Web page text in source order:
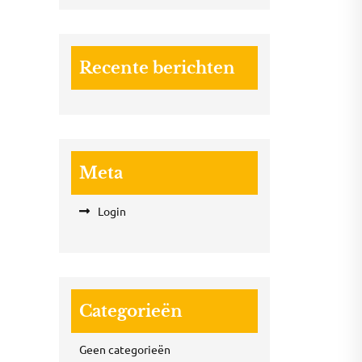
Recente berichten
Meta
Login
Categorieën
Geen categorieën